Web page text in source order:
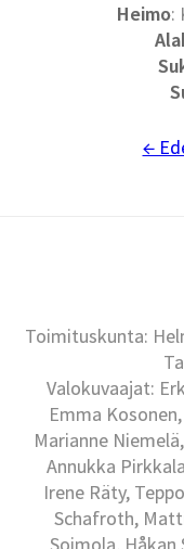
Heimo:
←
Toimituskunta:
Valokuvaajat:
Emma
Marianne
Annukka
Irene Räty,
Schafroth,